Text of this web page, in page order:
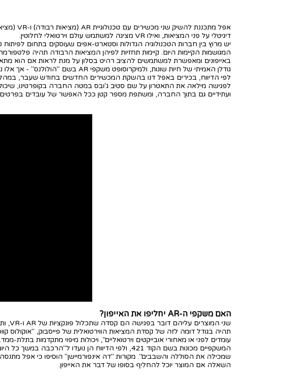
דיגיטלי על פני המציאות, ואילו VR מציגה למשתמש עולם וירטואלי לחלוטין.
גודלן האמיתי של חיות שונות, ולמיקרוסופט משקפי AR בשם "הולולנס" - אך אלו נמצאות בשימוש של ארגונים ולא בשימוש צרכני.
לפי הדיווח, בכירים באפל דנו בהשקת המכשירים החדשים בחודש שעבר,
לפגישה מילאה את התאטרון על שם סטיב ג'ובס במטה החברה בקופרטינו,
ועתידיים גם בתוך החברה, ומשתפת מספר קטן ככל האפשר של עובדים
האם משקפי ה-AR יחליפו את האייפון?
תהיה בגודל דומה לזה של קסדת המציאות הווירטואלית של פייסבוק,
עומדים לפני או מאחורי אובייקטים וירטואליים", ויכולות מיפוי מתקדמות בתלת-ממד.
המשקפיים מכונות בשם הקוד 421, ולפי הדיווח הן
שמכילה את הסוללה והשבבים". מקורות "דה אינפורמיישן" הוסיפו כי אפל
השאלה אם המוצר יוכל להחליף בסופו של דבר את האייפון.